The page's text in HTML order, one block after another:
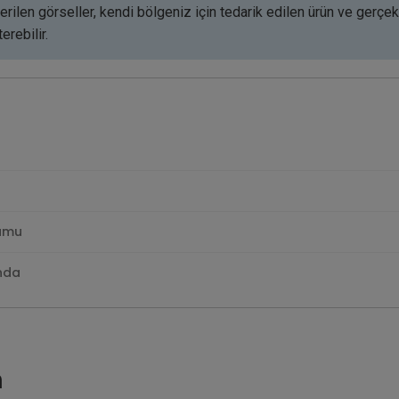
görseller, kendi bölgeniz için tedarik edilen ürün ve